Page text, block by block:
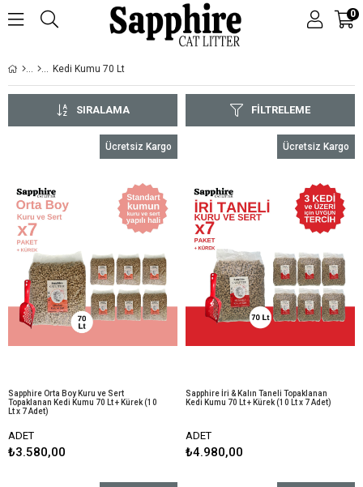
0
Kedi Kumu 70 Lt
FILTRELEME
SIRALAMA
Sapphire Orta Boy Kuru ve Sert
Topaklanan Kedi Kumu 70 Lt + Kürek (10
Lt x 7 Adet)
ADET
₺3.580,00
Ücretsiz Kargo
Sapphire İri & Kalın Taneli Topaklanan
Kedi Kumu 70 Lt + Kürek (10 Lt x 7 Adet)
ADET
₺4.980,00
Ücretsiz Kargo